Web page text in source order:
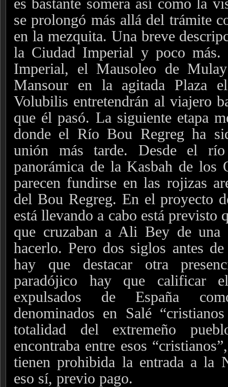
se prolongó más allá del trámite
en la mezquita. Una breve
la Ciudad Imperial y poco
Imperial, el Mausoleo de
Mansour en la agitada Plaza
Volubilis entretendrán al viajero
que él pasó. La siguiente etapa
donde el Río Bou Regreg ha
unión más tarde. Desde el
panorámica de la Kasbah de los
parecen fundirse en las rojizas
del Bou Regreg. En el proyecto
está llevando a cabo está previsto
que cruzaban a Ali Bey de
hacerlo. Pero dos siglos antes
hay que destacar otra
paradójico hay que calificar
expulsados de España
denominados en Salé
totalidad del extremeño
encontraba entre esos
tienen prohibida la entrada a la
eso sí, previo pago.